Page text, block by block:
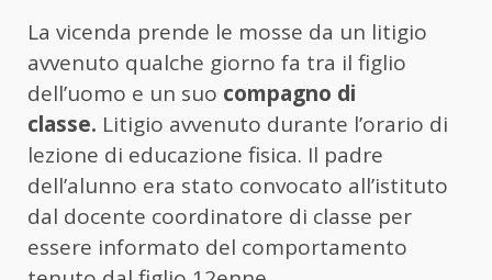
La vicenda prende le mosse da un litigio
avvenuto qualche giorno fa tra il figlio
dell’uomo e un suo compagno di
classe. Litigio avvenuto durante l’orario di
lezione di educazione fisica. Il padre
dell’alunno era stato convocato all’istituto
dal docente coordinatore di classe per
essere informato del comportamento